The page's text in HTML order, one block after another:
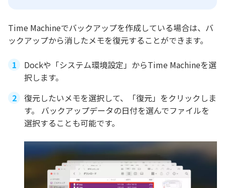
Time Machineでバックアップを作成している場合は、バ
ックアップから消したメモを復元することができます。
Dockや「システム環境設定」からTime Machineを選
択します。
復元したいメモを選択して、「復元」をクリックしま
す。 バックアップデータの日付を選んでファイルを
選択することも可能です。